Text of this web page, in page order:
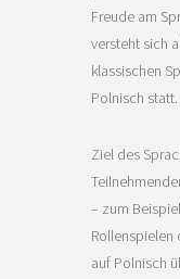
Freude am
versteht sich
klassischen
Polnisch statt.
Ziel des
– zum
Rollenspielen
auf Polnisch